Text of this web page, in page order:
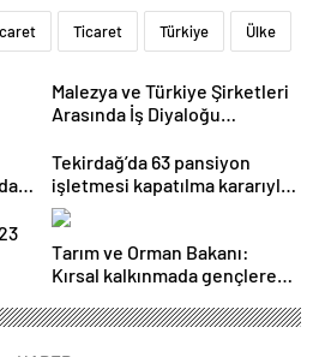
Ticaret Türkiye Ülke
Malezya ve Türkiye Şirketleri
Arasında İş Diyaloğu
Tekirdağ’da 63 pansiyon
işletmesi kapatılma kararıyla
karşı karşıya
Tarım ve Orman Bakanı:
Kırsal kalkınmada gençlere
yapıyoruz